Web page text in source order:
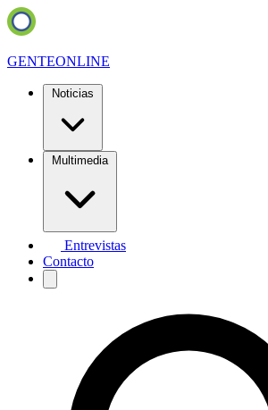
GENTEONLINE
Noticias
Multimedia
Entrevistas
Contacto